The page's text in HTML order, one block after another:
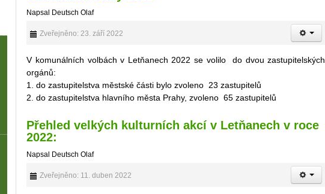
Napsal Deutsch Olaf
Zveřejněno: 23. září 2022
V komunálních volbách v Letňanech 2022 se volilo do dvou zastupitelských
orgánů:
1. do zastupitelstva městské části bylo zvoleno 23 zastupitelů
2. do zastupitelstva hlavního města Prahy, zvoleno 65 zastupitelů
Přehled velkých kulturních akcí v Letňanech v roce
2022:
Napsal Deutsch Olaf
Zveřejněno: 11. duben 2022